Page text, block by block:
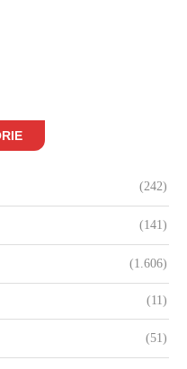
(242)
(141)
(1.606)
(11)
(51)